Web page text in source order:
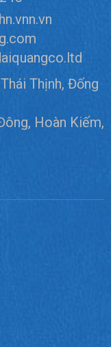
Thịnh, Đống
Hoàn Kiếm,